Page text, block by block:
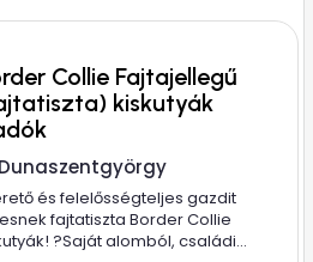
Collie Fajtajellegű
kiskutyák
Dunaszentgyörgy
és felelősségteljes gazdit
fajtatiszta Border Collie
? ​Saját alomból, családi...